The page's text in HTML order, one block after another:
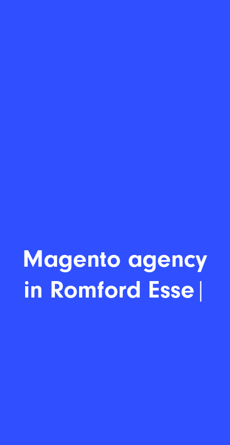
Magento|